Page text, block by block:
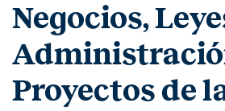
Negocios,
Proyectos de